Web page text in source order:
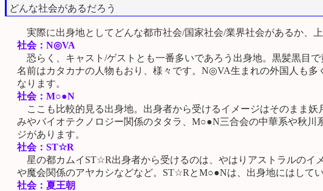
どんな社会があるだろう
実際に出身地としてどんな都市社会/国家社会/業界社会があるか、上
社会：N◎VA
恐らく、キャスト/ゲストとも一番多いであろう出身地。黒髪黒目
名前はカタカナの人物もおり、様々です。N◎VA生まれの外国人も
なります。
社会：M○●N
ここも比較的見る出身地。出身者から受けるイメージはそのまま
みやバイオテクノロジー関係のタタラ、M○●N三合会の中華系や秋
ジがあります。
社会：ST☆R
星の都カムイST☆R出身者から受けるのは、やはりアストラルのイ
や魔会関係のアヤカシなどなど。ST☆RとM○●Nは、出身地にはして
社会：夏王朝